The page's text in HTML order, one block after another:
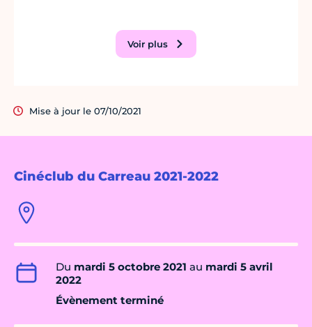
Cinéclub du Carreau 2021-2022
Du mardi 5 octobre 2021 au mardi 5 avril
2022
Évènement terminé
Voir plus
Mise à jour le 07/10/2021